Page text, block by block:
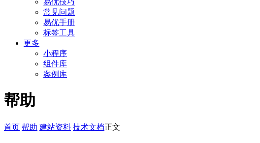
易优技巧
常见问题
易优手册
标签工具
更多
小程序
组件库
案例库
帮助
首页 帮助 建站资料 技术文档正文